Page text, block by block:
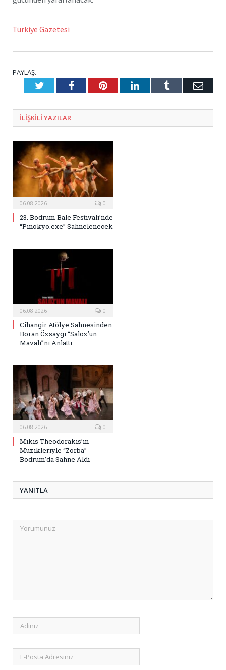
Türkiye Gazetesi
PAYLAŞ.
TwitterFacebookPinterestLinkedInTumblr E-
ILIŞKILI YAZILAR
06.08.2026 0
23. Bodrum Bale Festivali’nde
“Pinokyo.exe” Sahnelenecek
06.08.2026 0
Cihangir Atölye Sahnesinden
Boran Özsaygı “Saloz’un
Mavalı”nı Anlattı
06.08.2026 0
Mikis Theodorakis’in
Müzikleriyle “Zorba”
Bodrum’da Sahne Aldı
YANITLA